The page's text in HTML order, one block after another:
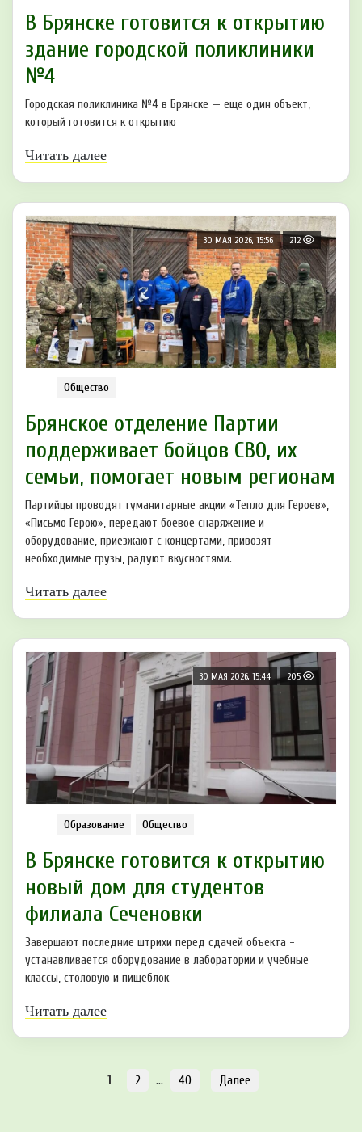
В Брянске готовится к открытию
здание городской поликлиники
№4
Городская поликлиника №4 в Брянске — еще один объект,
который готовится к открытию
Читать далее
30 МАЯ 2026, 15:56 212
Общество
Брянское отделение Партии
поддерживает бойцов СВО, их
семьи, помогает новым регионам
Партийцы проводят гуманитарные акции «Тепло для Героев»,
«Письмо Герою», передают боевое снаряжение и
оборудование, приезжают с концертами, привозят
необходимые грузы, радуют вкусностями.
Читать далее
30 МАЯ 2026, 15:44 205
Образование Общество
В Брянске готовится к открытию
новый дом для студентов
филиала Сеченовки
Завершают последние штрихи перед сдачей объекта -
устанавливается оборудование в лаборатории и учебные
классы, столовую и пищеблок
Читать далее
1 2 … 40 Далее